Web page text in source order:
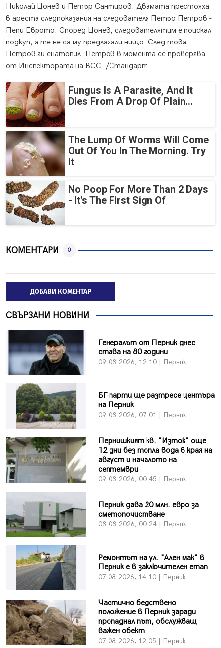
Николай Цонев и Петър Сантиров. Двамата престояха
в ареста следпоказания на следователя Петьо Петров -
Пепи Еврото. Според Цонев, следователятим е поискал
подкуп, а те не са му предлагали нищо. След това
Петров ги енатопил. Петров в момента се проверява
от Инспектората на ВСС. /Стандарт
Fungus Is A Parasite, And It
Dies From A Drop Of Plain...
The Lump Of Worms Will Come
Out Of You In The Morning. Try
It
No Poop For More Than 2 Days
- It's The First Sign Of
КОМЕНТАРИ 0
ДОБАВИ КОМЕНТАР
СВЪРЗАНИ НОВИНИ
Генералът от Перник днес
става на 80 години
09.08.2026, 12:10 | Перник
БГ парти ще разтресе центъра
на Перник
09.08.2026, 07:01 | Перник
Пернишкият кв. "Изток" още
12 дни без топла вода в края на
август и началото на
септември
09.08.2026, 00:45 | Перник
Перник дава 20 млн. евро за
сметопочистване
08.08.2026, 00:24 | Перник
Ремонтът на ул. "Ален мак" в
Перник е в заключителен етап
07.08.2026, 14:10 | Перник
Частично бедствено
положение в Перник заради
пропаднал път, обслужващ
важен обект
07.08.2026, 12:05 | Перник